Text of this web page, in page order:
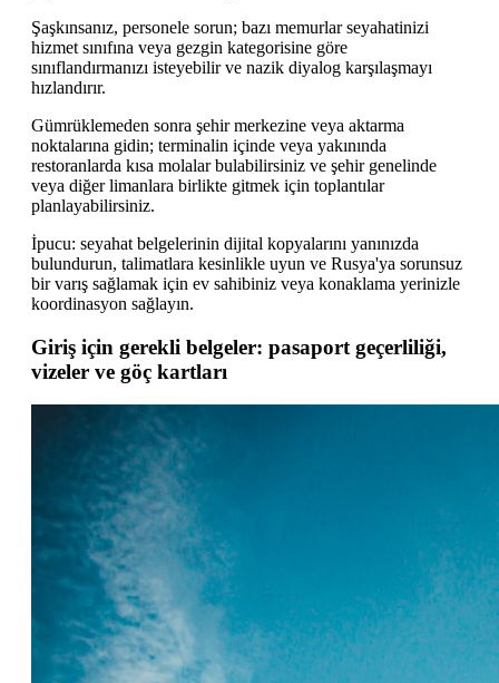
Şaşkınsanız, personele sorun; bazı memurlar seyahatinizi
hizmet sınıfına veya gezgin kategorisine göre
sınıflandırmanızı isteyebilir ve nazik diyalog karşılaşmayı
hızlandırır.
Gümrüklemeden sonra şehir merkezine veya aktarma
noktalarına gidin; terminalin içinde veya yakınında
restoranlarda kısa molalar bulabilirsiniz ve şehir genelinde
veya diğer limanlara birlikte gitmek için toplantılar
planlayabilirsiniz.
İpucu: seyahat belgelerinin dijital kopyalarını yanınızda
bulundurun, talimatlara kesinlikle uyun ve Rusya'ya sorunsuz
bir varış sağlamak için ev sahibiniz veya konaklama yerinizle
koordinasyon sağlayın.
Giriş için gerekli belgeler: pasaport geçerliliği,
vizeler ve göç kartları